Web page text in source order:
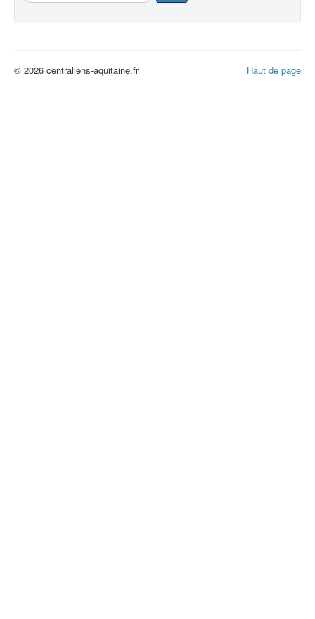
Haut de page
© 2026 centraliens-aquitaine.fr